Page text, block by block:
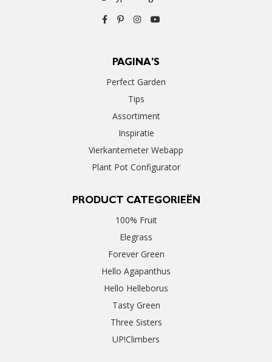
PAGINA'S
Perfect Garden
Tips
Assortiment
Inspiratie
Vierkantemeter Webapp
Plant Pot Configurator
PRODUCT CATEGORIEËN
100% Fruit
Elegrass
Forever Green
Hello Agapanthus
Hello Helleborus
Tasty Green
Three Sisters
UP!Climbers